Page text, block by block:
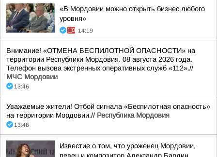
«В Мордовии можно открыть бизнес любого
уровня»
14:19
Внимание! «ОТМЕНА БЕСПИЛОТНОЙ ОПАСНОСТИ» на
территории Республики Мордовия. 08 августа 2026 года.
Телефон вызова экстренных оперативных служб «112».//
МЧС Мордовии
13:46
Уважаемые жители! Отбой сигнала «Беспилотная опасность»
на территории Мордовии.// Республика Мордовия
13:46
Известие о том, что уроженец Мордовии,